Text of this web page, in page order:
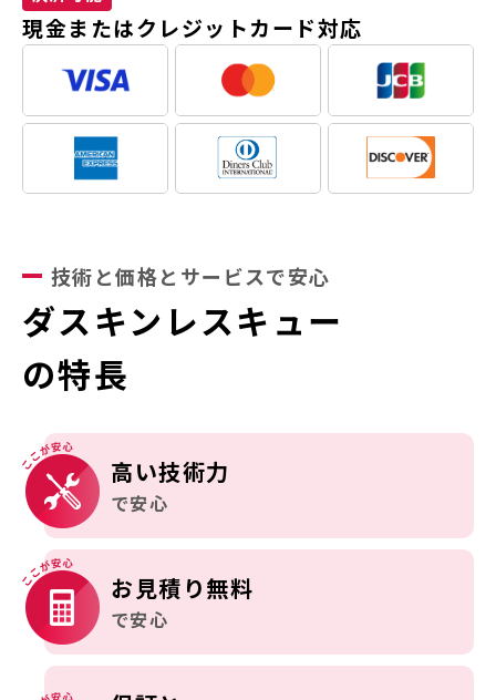
現金またはクレジットカード対応
技術と価格とサービスで安心
ダスキンレスキュー
の特長
高い技術力
で安心
お見積り無料
で安心